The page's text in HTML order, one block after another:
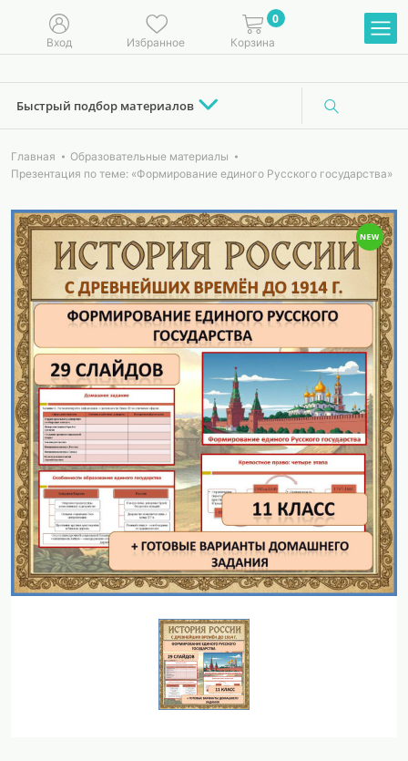
Вход Избранное
0
Корзина
Быстрый подбор материалов
Главная
Образовательные материалы
Презентация по теме: «Формирование единого Русского государства»